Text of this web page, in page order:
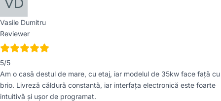
Vasile Dumitru
Reviewer
5/5
Am o casă destul de mare, cu etaj, iar modelul de 35kw face față cu
brio. Livreză căldură constantă, iar interfața electronică este foarte
intuitivă și ușor de programat.